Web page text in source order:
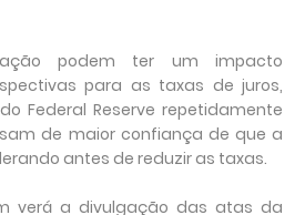
podem ter um impacto
para as taxas de juros,
Federal Reserve repetidamente
de maior confiança de que a
antes de reduzir as taxas.
verá a divulgação das atas da